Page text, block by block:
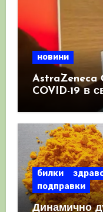
новини
AstraZeneca
COVID-19 в
като
КРЪВНИ
билки
подправки
Динамично